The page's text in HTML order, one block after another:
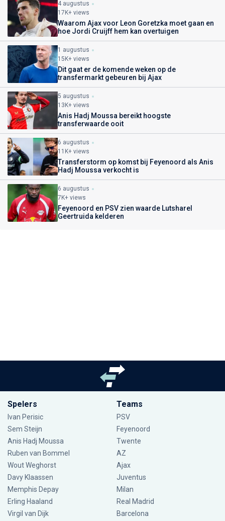
4 augustus
17K+ views
Waarom Ajax voor Leon Goretzka moet gaan en
hoe Jordi Cruijff hem kan overtuigen
1 augustus
15K+ views
Dit gaat er de komende weken op de
transfermarkt gebeuren bij Ajax
5 augustus
13K+ views
Anis Hadj Moussa bereikt hoogste
transferwaarde ooit
6 augustus
11K+ views
Transferstorm op komst bij Feyenoord als Anis
Hadj Moussa verkocht is
6 augustus
7K+ views
Feyenoord en PSV zien waarde Lutsharel
Geertruida kelderen
Spelers
Ivan Perisic
Sem Steijn
Anis Hadj Moussa
Ruben van Bommel
Wout Weghorst
Davy Klaassen
Memphis Depay
Erling Haaland
Virgil van Dijk
Teams
PSV
Feyenoord
Twente
AZ
Ajax
Juventus
Milan
Real Madrid
Barcelona